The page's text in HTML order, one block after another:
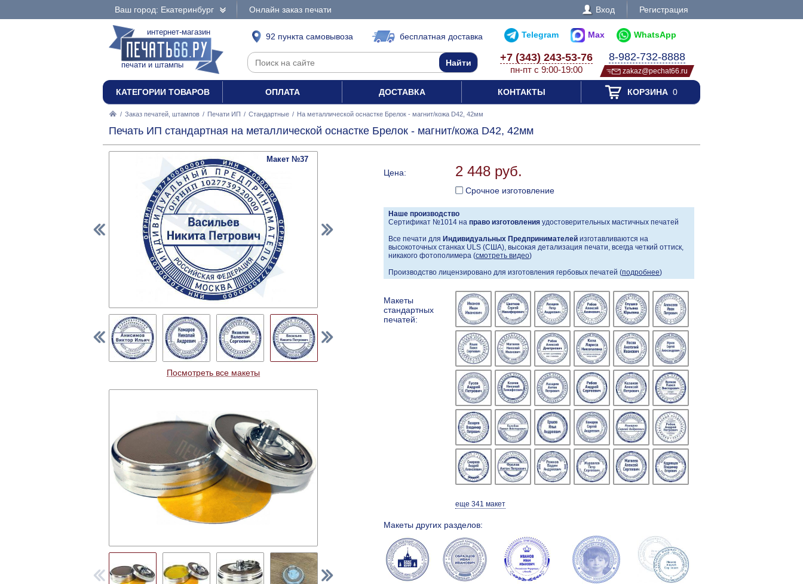
Ваш город: Екатеринбург Онлайн заказ печати Вход Регистрация
интернет-магазин
печати и штампы
92 пункта самовывоза бесплатная доставка Telegram Max WhatsApp
+7 (343) 243-53-76
пн-пт с 9:00-19:00
8-982-732-8888
zakaz@pechat66.ru
КАТЕГОРИИ ТОВАРОВ ОПЛАТА ДОСТАВКА КОНТАКТЫ КОРЗИНА0
/ Заказ печатей, штампов / Печати ИП / Стандартные / На металлической оснастке Брелок - магнит/кожа D42, 42мм
Печать ИП стандартная на металлической оснастке Брелок - магнит/кожа D42, 42мм
Цена: 2 448 руб.
Срочное изготовление
Наше производство
Сертификат №1014 на право изготовления удостоверительных мастичных печатей
Все печати для Индивидуальных Предпринимателей изготавливаются на
высокоточных станках ULS (США), высокая детализация печати, всегда четкий оттиск,
никакого фотополимера (смотреть видео)
Производство лицензировано для изготовления гербовых печатей (подробнее)
Макеты
стандартных
печатей:
еще 341 макет
Макеты других разделов:
Макет №37
Посмотреть все макеты